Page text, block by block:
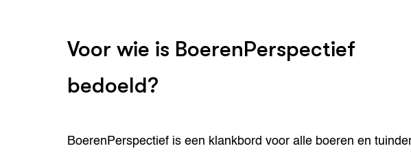
Voor wie is BoerenPerspectief
bedoeld?
BoerenPerspectief is een klankbord voor alle boeren en